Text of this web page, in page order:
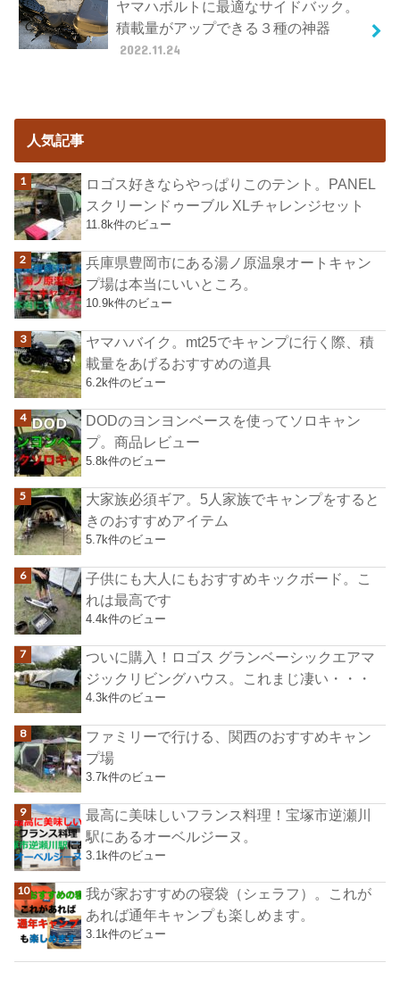
ヤマハボルトに最適なサイドバック。
積載量がアップできる３種の神器
2022.11.24
人気記事
ロゴス好きならやっぱりこのテント。PANEL
スクリーンドゥーブル XLチャレンジセット
11.8k件のビュー
兵庫県豊岡市にある湯ノ原温泉オートキャン
プ場は本当にいいところ。
10.9k件のビュー
ヤマハバイク。mt25でキャンプに行く際、積
載量をあげるおすすめの道具
6.2k件のビュー
DODのヨンヨンベースを使ってソロキャン
プ。商品レビュー
5.8k件のビュー
大家族必須ギア。5人家族でキャンプをすると
きのおすすめアイテム
5.7k件のビュー
子供にも大人にもおすすめキックボード。こ
れは最高です
4.4k件のビュー
ついに購入！ロゴス グランベーシックエアマ
ジックリビングハウス。これまじ凄い・・・
4.3k件のビュー
ファミリーで行ける、関西のおすすめキャン
プ場
3.7k件のビュー
最高に美味しいフランス料理！宝塚市逆瀬川
駅にあるオーベルジーヌ。
3.1k件のビュー
我が家おすすめの寝袋（シェラフ）。これが
あれば通年キャンプも楽しめます。
3.1k件のビュー